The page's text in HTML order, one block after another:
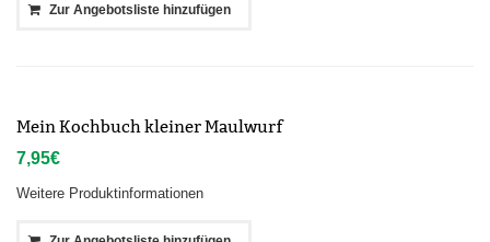
Zur Angebotsliste hinzufügen
Mein Kochbuch kleiner Maulwurf
7,95€
Weitere Produktinformationen